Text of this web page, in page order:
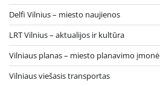
Delfi Vilnius – miesto naujienos
LRT Vilnius – aktualijos ir kultūra
Vilniaus planas – miesto planavimo įmonė
Vilniaus viešasis transportas